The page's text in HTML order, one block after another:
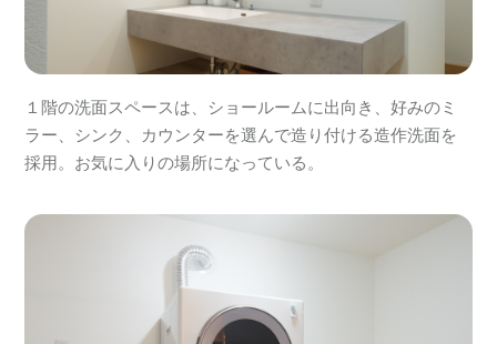
１階の洗面スペースは、ショールームに出向き、好みのミ
ラー、シンク、カウンターを選んで造り付ける造作洗面を
採用。お気に入りの場所になっている。